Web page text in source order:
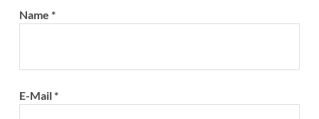
Name *
E-Mail*